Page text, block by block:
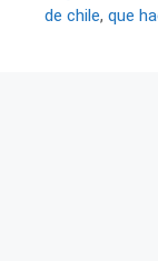
de chile, que